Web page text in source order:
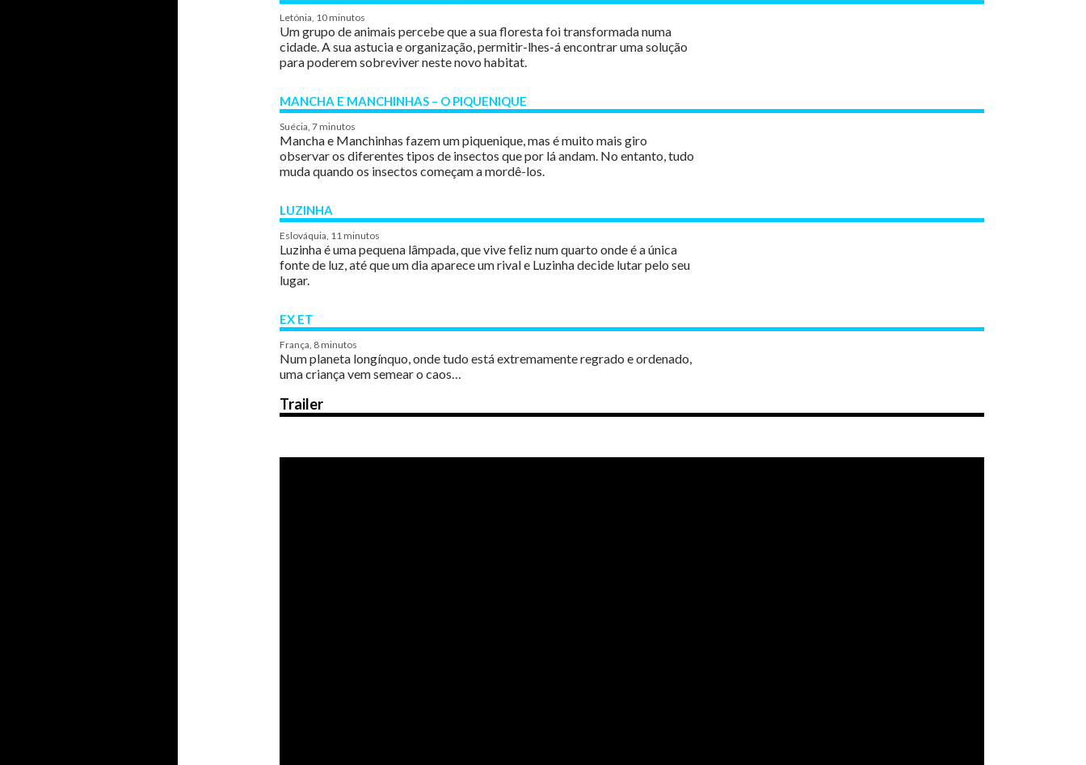
Letónia, 10 minutos
Um grupo de animais percebe que a sua floresta foi transformada numa
cidade. A sua astucia e organização, permitir-lhes-á encontrar uma solução
para poderem sobreviver neste novo habitat.
MANCHA E MANCHINHAS – O PIQUENIQUE
Suécia, 7 minutos
Mancha e Manchinhas fazem um piquenique, mas é muito mais giro
observar os diferentes tipos de insectos que por lá andam. No entanto, tudo
muda quando os insectos começam a mordê-los.
LUZINHA
Eslováquia, 11 minutos
Luzinha é uma pequena lâmpada, que vive feliz num quarto onde é a única
fonte de luz, até que um dia aparece um rival e Luzinha decide lutar pelo seu
lugar.
EX ET
França, 8 minutos
Num planeta longínquo, onde tudo está extremamente regrado e ordenado,
uma criança vem semear o caos…
Trailer